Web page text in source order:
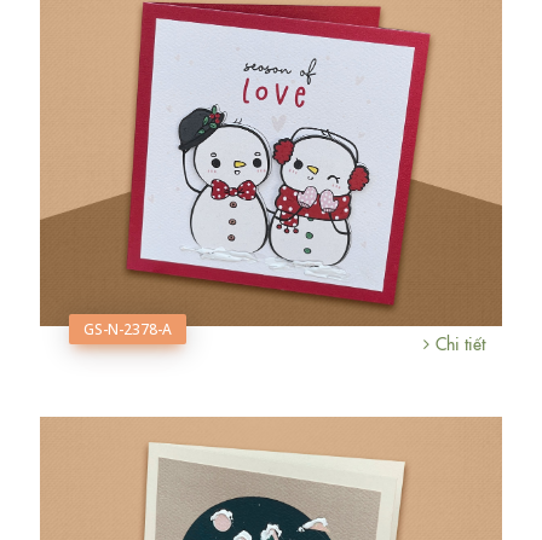
GS-N-2378-A
Chi tiết